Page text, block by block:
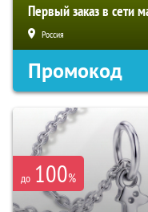
Первый заказ в сети
Россия
Промокод
до 100%